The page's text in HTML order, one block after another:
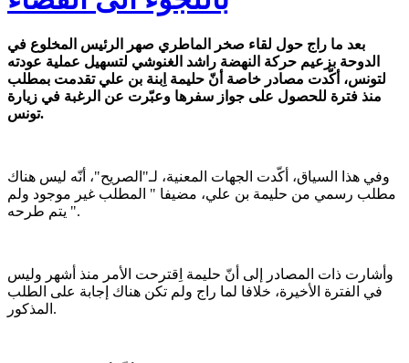
بعد ما راج حول لقاء صخر الماطري صهر الرئيس المخلوع في
الدوحة بزعيم حركة النهضة راشد الغنوشي لتسهيل عملية عودته
لتونس، أكّدت مصادر خاصة أنّ حليمة اِبنة بن علي تقدمت بمطلب
منذ فترة للحصول على جواز سفرها وعبّرت عن الرغبة في زيارة
تونس.
وفي هذا السياق، أكّدت الجهات المعنية، لـ"الصريح"، أنّه ليس هناك
مطلب رسمي من حليمة بن علي، مضيفا " المطلب غير موجود ولم
يتم طرحه ".
وأشارت ذات المصادر إلى أنّ حليمة اِقترحت الأمر منذ أشهر وليس
في الفترة الأخيرة، خلافا لما راج ولم تكن هناك إجابة على الطلب
المذكور.